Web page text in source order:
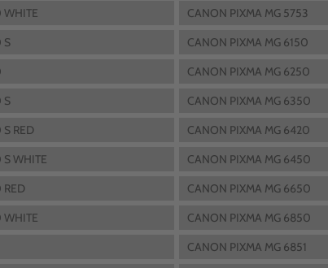
WHITE
S
S
RED
WHITE
RED
WHITE
CANON PIXMA MG 5753
CANON PIXMA MG 6150
CANON PIXMA MG 6250
CANON PIXMA MG 6350
CANON PIXMA MG 6420
CANON PIXMA MG 6450
CANON PIXMA MG 6650
CANON PIXMA MG 6850
CANON PIXMA MG 6851